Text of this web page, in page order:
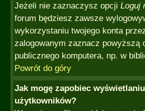
Jeżeli nie zaznaczysz opcji Loguj
forum będziesz zawsze
wykorzystaniu twojego konta
zalogowanym zaznacz
publicznego komputera, np. w
Powrót do góry
Jak mogę zapobiec
użytkowników?